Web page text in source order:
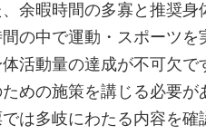
余暇時間の多寡と推奨
の中で運動・スポーツ
活動量の達成が不可欠
めの施策を講じる必要が
は多岐にわたる内容を